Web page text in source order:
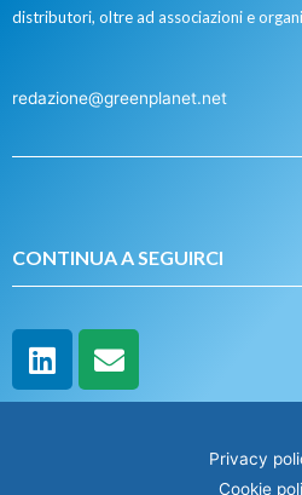
distributori, oltre ad associazioni e
redazione@greenplanet.net
CONTINUA A SEGUIRCI
Privacy
Cookie